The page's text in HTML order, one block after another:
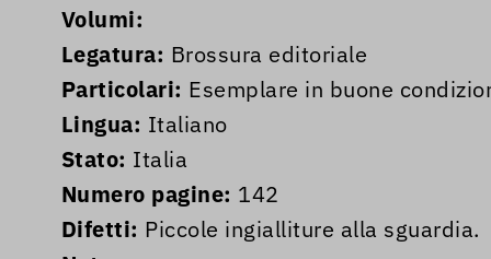
Volumi:
Legatura: Brossura editoriale
Particolari: Esemplare in buone
Lingua: Italiano
Stato: Italia
Numero pagine: 142
Difetti: Piccole ingialliture alla sguardia.